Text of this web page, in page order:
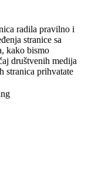
radila pravilno i
stranice sa
kako bismo
društvenih medija
stranica prihvatate